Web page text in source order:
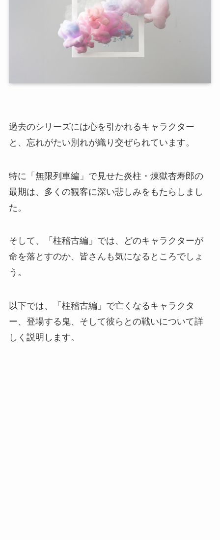
過去のシリーズには心を引かれるキャラクター
と、忘れがたい別れが織り交ぜられています。
特に「無限列車編」で見せた炎柱・煉獄杏寿郎の
最期は、多くの観客に深い悲しみをもたらしまし
た。
そして、「柱稽古編」では、どのキャラクターが
命を落とすのか、皆さんも気になるところでしょ
う。
以下では、「柱稽古編」で亡くなるキャラクタ
ー、登場する鬼、そして彼らとの戦いについて詳
しく説明します。